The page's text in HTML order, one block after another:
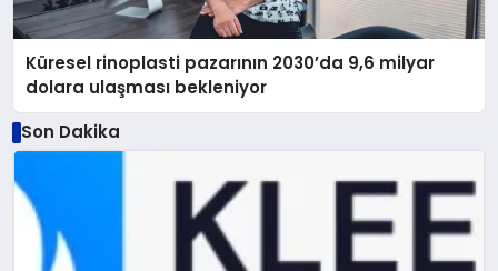
Küresel rinoplasti pazarının 2030’da 9,6 milyar
dolara ulaşması bekleniyor
Son Dakika